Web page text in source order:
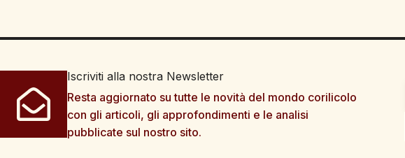
Iscriviti alla nostra Newsletter
Resta aggiornato su tutte le novità del mondo corilicolo
con gli articoli, gli approfondimenti e le analisi
pubblicate sul nostro sito.